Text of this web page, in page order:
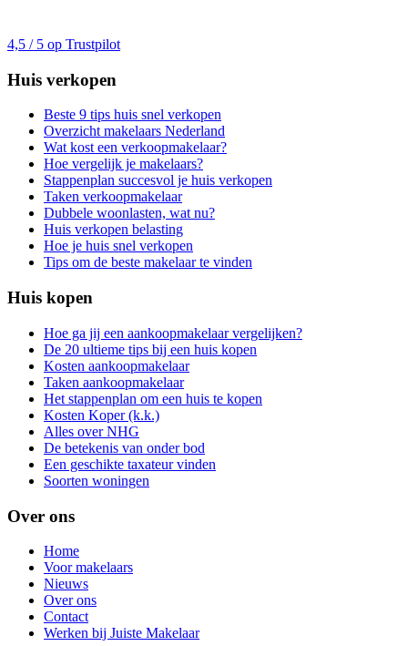
4,5 / 5 op Trustpilot
Huis verkopen
Beste 9 tips huis snel verkopen
Overzicht makelaars Nederland
Wat kost een verkoopmakelaar?
Hoe vergelijk je makelaars?
Stappenplan succesvol je huis verkopen
Taken verkoopmakelaar
Dubbele woonlasten, wat nu?
Huis verkopen belasting
Hoe je huis snel verkopen
Tips om de beste makelaar te vinden
Huis kopen
Hoe ga jij een aankoopmakelaar vergelijken?
De 20 ultieme tips bij een huis kopen
Kosten aankoopmakelaar
Taken aankoopmakelaar
Het stappenplan om een huis te kopen
Kosten Koper (k.k.)
Alles over NHG
De betekenis van onder bod
Een geschikte taxateur vinden
Soorten woningen
Over ons
Home
Voor makelaars
Nieuws
Over ons
Contact
Werken bij Juiste Makelaar